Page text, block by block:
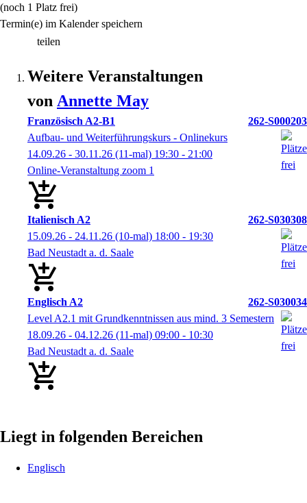
(noch 1 Platz frei)
Termin(e) im Kalender speichern
teilen
Weitere Veranstaltungen
von Annette May
Französisch A2-B1
262-S000203
Aufbau- und Weiterführungskurs - Onlinekurs
14.09.26 - 30.11.26 (11-mal) 19:30 - 21:00
Online-Veranstaltung zoom 1
Italienisch A2
262-S030308
15.09.26 - 24.11.26 (10-mal) 18:00 - 19:30
Bad Neustadt a. d. Saale
Englisch A2
262-S030034
Level A2.1 mit Grundkenntnissen aus mind. 3 Semestern
18.09.26 - 04.12.26 (11-mal) 09:00 - 10:30
Bad Neustadt a. d. Saale
Liegt in folgenden Bereichen
Englisch